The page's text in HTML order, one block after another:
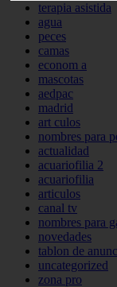
terapia asistida
agua
peces
camas
econom a
mascotas
aedpac
madrid
art culos
nombres para
actualidad
acuariofilia 2
acuariofilia
articulos
canal tv
nombres para
novedades
tablon de
uncategorized
zona pro